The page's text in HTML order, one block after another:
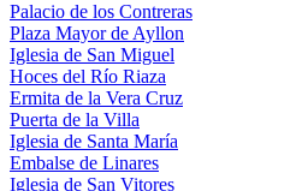
Palacio de los Contreras
Plaza Mayor de Ayllon
Iglesia de San Miguel
Hoces del Río Riaza
Ermita de la Vera Cruz
Puerta de la Villa
Iglesia de Santa María
Embalse de Linares
Iglesia de San Vitores